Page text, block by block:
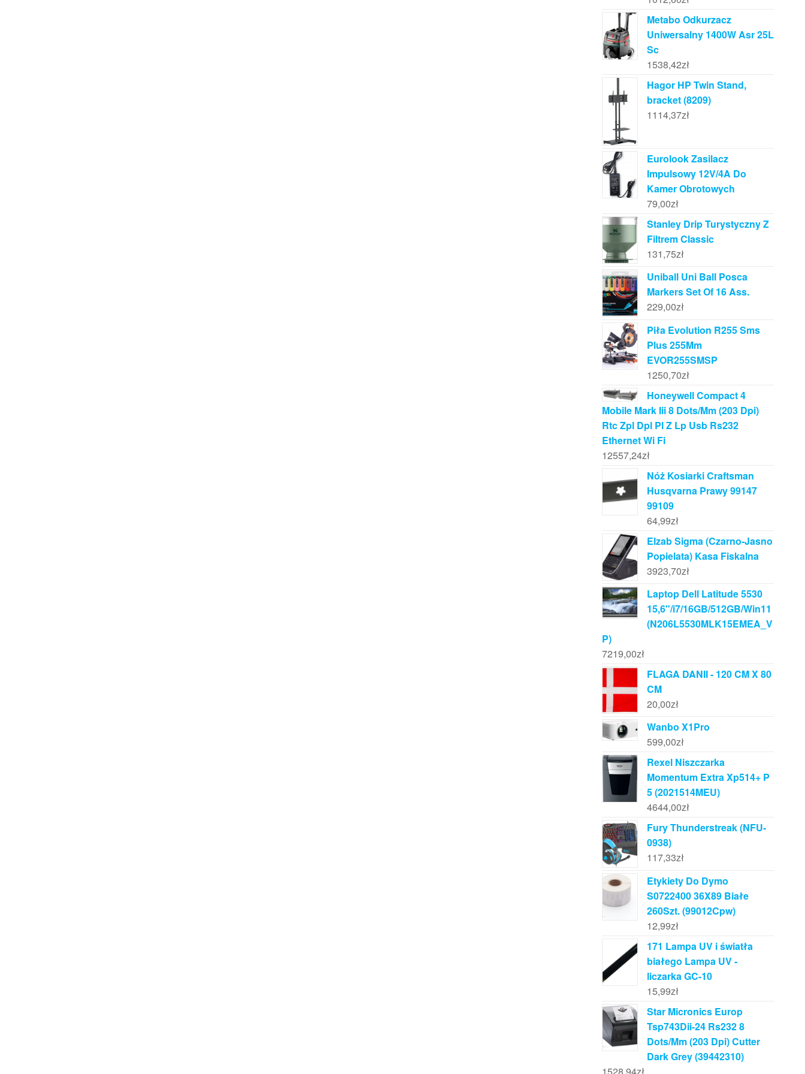
Metabo Odkurzacz
Uniwersalny 1400W Asr 25L
Sc
1538,42zł
Hagor HP Twin Stand,
bracket (8209)
1114,37zł
Eurolook Zasilacz
Impulsowy 12V/4A Do
Kamer Obrotowych
79,00zł
Stanley Drip Turystyczny Z
Filtrem Classic
131,75zł
Uniball Uni Ball Posca
Markers Set Of 16 Ass.
229,00zł
Piła Evolution R255 Sms
Plus 255Mm
EVOR255SMSP
1250,70zł
Honeywell Compact 4
Mobile Mark Iii 8 Dots/Mm (203 Dpi)
Rtc Zpl Dpl Pl Z Lp Usb Rs232
Ethernet Wi Fi
12557,24zł
Nóż Kosiarki Craftsman
Husqvarna Prawy 99147
99109
64,99zł
Elzab Sigma (Czarno-Jasno
Popielata) Kasa Fiskalna
3923,70zł
Laptop Dell Latitude 5530
15,6"/i7/16GB/512GB/Win11
(N206L5530MLK15EMEA_V
P)
7219,00zł
FLAGA DANII - 120 CM X 80
CM
20,00zł
Wanbo X1Pro
599,00zł
Rexel Niszczarka
Momentum Extra Xp514+ P
5 (2021514MEU)
4644,00zł
Fury Thunderstreak (NFU-
0938)
117,33zł
Etykiety Do Dymo
S0722400 36X89 Białe
260Szt. (99012Cpw)
12,99zł
171 Lampa UV i światła
białego Lampa UV -
liczarka GC-10
15,99zł
Star Micronics Europ
Tsp743Dii-24 Rs232 8
Dots/Mm (203 Dpi) Cutter
Dark Grey (39442310)
1528,94zł